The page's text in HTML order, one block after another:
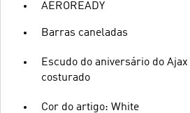
AEROREADY
Barras caneladas
Escudo do aniversário do
costurado
Cor do artigo: White